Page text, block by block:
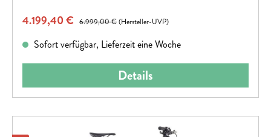
Verkaufspreis:
4.199,40 € Regulärer Preis:
6.999,00 €(Hersteller-UVP)
Sofort verfügbar, Lieferzeit eine Woche
Details